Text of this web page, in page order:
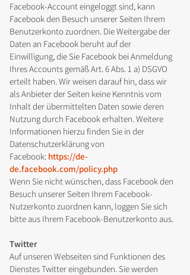
Facebook-Account eingeloggt sind, kann
Facebook den Besuch unserer Seiten Ihrem
Benutzerkonto zuordnen. Die Weitergabe der
Daten an Facebook beruht auf der
Einwilligung, die Sie Facebook bei Anmeldung
Ihres Accounts gemäß Art. 6 Abs. 1 a) DSGVO
erteilt haben. Wir weisen darauf hin, dass wir
als Anbieter der Seiten keine Kenntnis vom
Inhalt der übermittelten Daten sowie deren
Nutzung durch Facebook erhalten. Weitere
Informationen hierzu finden Sie in der
Datenschutzerklärung von
Facebook: https://de-
de.facebook.com/policy.php
Wenn Sie nicht wünschen, dass Facebook den
Besuch unserer Seiten Ihrem Facebook-
Nutzerkonto zuordnen kann, loggen Sie sich
bitte aus Ihrem Facebook-Benutzerkonto aus.
Twitter
Auf unseren Webseiten sind Funktionen des
Dienstes Twitter eingebunden. Sie werden